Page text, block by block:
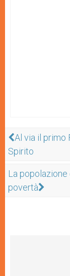
Al via il primo
Spirito
La
povertà